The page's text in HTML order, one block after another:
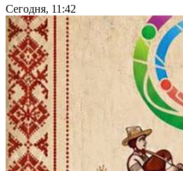
Сегодня, 11:42